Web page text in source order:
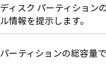
ディスク パーティション
ル情報を提示します。
パーティションの総容量で